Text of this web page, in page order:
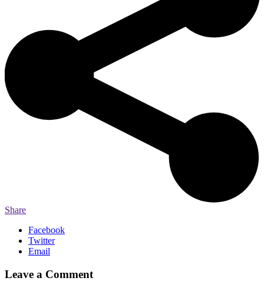
Share
Facebook
Twitter
Email
Leave a Comment